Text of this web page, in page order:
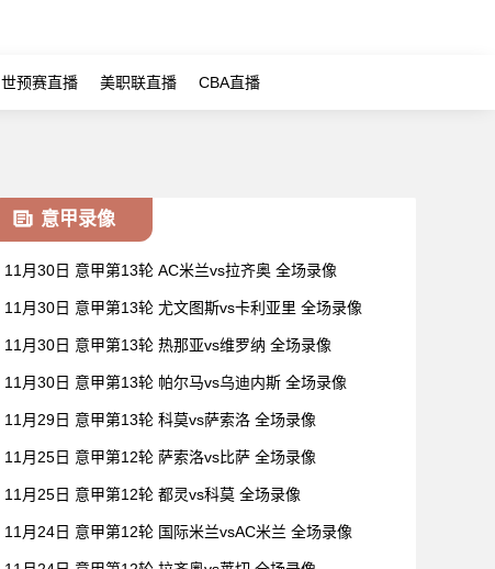
世预赛直播 美职联直播 CBA直播
意甲录像
11月30日 意甲第13轮 AC米兰vs拉齐奥 全场录像
11月30日 意甲第13轮 尤文图斯vs卡利亚里 全场录像
11月30日 意甲第13轮 热那亚vs维罗纳 全场录像
11月30日 意甲第13轮 帕尔马vs乌迪内斯 全场录像
11月29日 意甲第13轮 科莫vs萨索洛 全场录像
11月25日 意甲第12轮 萨索洛vs比萨 全场录像
11月25日 意甲第12轮 都灵vs科莫 全场录像
11月24日 意甲第12轮 国际米兰vsAC米兰 全场录像